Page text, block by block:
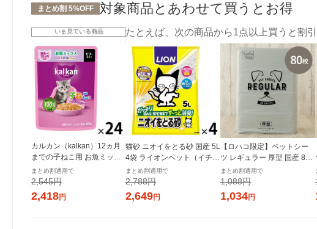
まとめ割 5%OFF 対象商品とあわせて買うとお得
いま見ている商品
カルカン（kalkan）12ヵ月
までの子ねこ用 お魚ミック
ス まぐろ・かつお・たい入
り ゼリー仕立て 60g 24袋
まとめ割適用で
2,545円
2,418円
たとえば、次の商品から1点以上買うと割
猫砂 ニオイをとる砂 国産 5L
4袋 ライオンペット（イチオ
シ）
まとめ割適用で
2,788円
2,649円
【ロハコ限定】ペットシー
ツ レギュラー 厚型 国産 80
枚 1袋 ペットシート オリジ
ナル
まとめ割適用で
1,088円
1,034円